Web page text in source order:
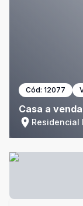
Cód: 12077
Casa a
Residencial